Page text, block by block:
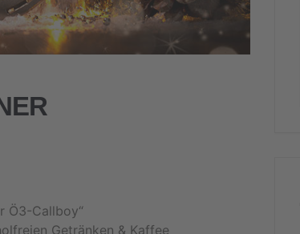
Ö3-Callboy“
Getränken & Kaffee